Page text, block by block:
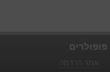
פופולרים